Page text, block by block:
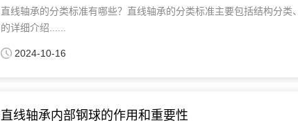
直线轴承的分类标准有哪些？直线轴承的分类标准主要包括结构分
的详细介绍......
2024-10-16
直线轴承内部钢球的作用和重要性